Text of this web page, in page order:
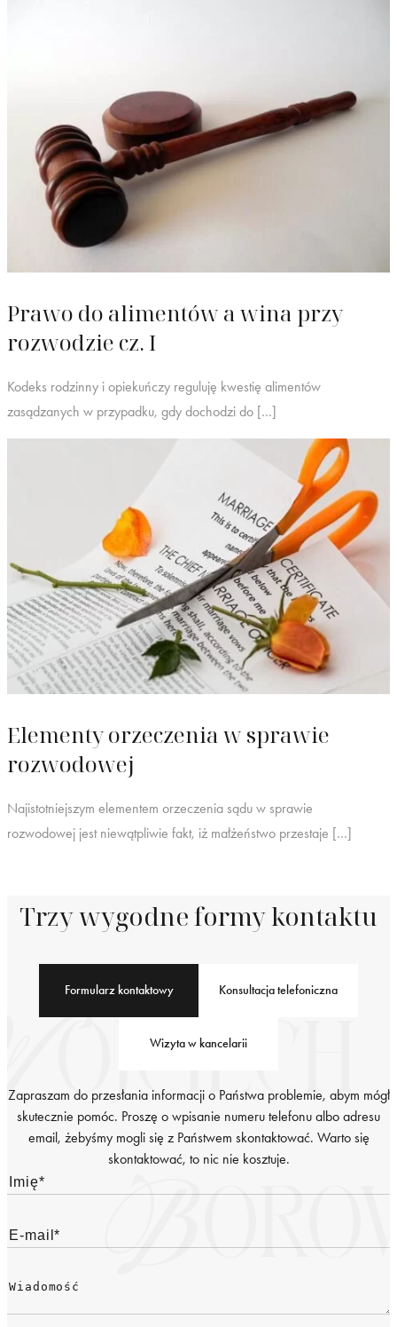
Prawo do alimentów a wina przy
rozwodzie cz. I
Kodeks rodzinny i opiekuńczy reguluję kwestię alimentów
zasądzanych w przypadku, gdy dochodzi do […]
Elementy orzeczenia w sprawie
rozwodowej
Najistotniejszym elementem orzeczenia sądu w sprawie
rozwodowej jest niewątpliwie fakt, iż małżeństwo przestaje […]
Trzy wygodne formy kontaktu
Formularz kontaktowy Konsultacja telefoniczna
Wizyta w kancelarii
Zapraszam do przesłania informacji o Państwa problemie, abym mógł
skutecznie pomóc. Proszę o wpisanie numeru telefonu albo adresu
email, żebyśmy mogli się z Państwem skontaktować. Warto się
skontaktować, to nic nie kosztuje.